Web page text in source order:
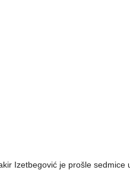
Izetbegović je prošle